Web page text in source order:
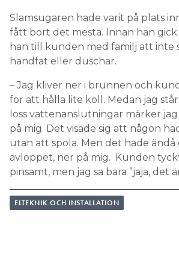
Slamsugaren hade varit på plats
fått bort det mesta. Innan han
han till kunden med familj att inte
handfat eller duschar.
– Jag kliver ner i brunnen och
för att hålla lite koll. Medan jag
loss vattenanslutningar märker
på mig. Det visade sig att någon
utan att spola. Men det hade ändå
avloppet, ner på mig. Kunden
pinsamt, men jag sa bara ”jaja, det
ELTEKNIK OCH INSTALLATION